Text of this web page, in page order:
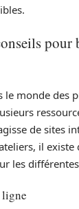
le monde des
de sites
il
les
ligne